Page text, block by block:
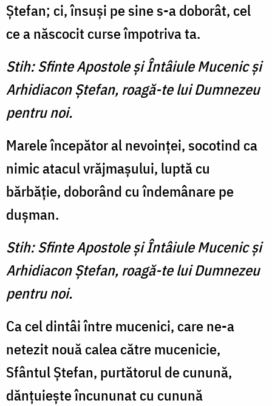
Ştefan; ci, însuşi pe sine s-a doborât, cel
ce a născocit curse împotriva ta.
Stih: Sfinte Apostole şi Întâiule Mucenic şi
Arhidiacon Ştefan, roagă-te lui Dumnezeu
pentru noi.
Marele începător al nevoinţei, socotind ca
nimic atacul vrăjmaşului, luptă cu
bărbăţie, doborând cu îndemânare pe
duşman.
Stih: Sfinte Apostole şi Întâiule Mucenic şi
Arhidiacon Ştefan, roagă-te lui Dumnezeu
pentru noi.
Ca cel dintâi între mucenici, care ne-a
netezit nouă calea către mucenicie,
Sfântul Ştefan, purtătorul de cunună,
dănţuieşte încununat cu cunună